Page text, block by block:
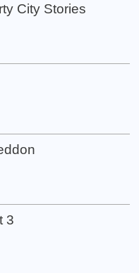
City Stories
3